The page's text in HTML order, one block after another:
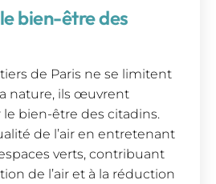
bien-être des
de Paris ne se limitent
nature, ils œuvrent
bien-être des citadins.
de l’air en entretenant
verts, contribuant
de l’air et à la réduction